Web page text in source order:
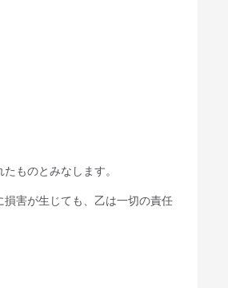
ものとみなします。
害が生じても、乙は一切の責任